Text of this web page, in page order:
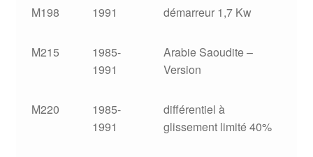
M198 1991 démarreur 1,7 Kw
M215
1985-
1991
Arabie Saoudite –
Version
M220
1985-
1991
différentiel à
glissement limité 40%